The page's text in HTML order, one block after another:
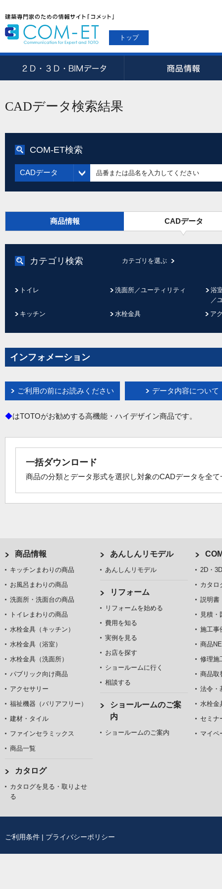
トップ
CADデータ検索結果
COM-ET検索
CADデータ
商品情報 CADデータ
カテゴリ検索 カテゴリを選ぶ
トイレ 洗面所／ユーティリティ
浴
／
キッチン
水栓金具 ア
インフォメーション
ご利用の前にお読みください データ内容について
◆はTOTOがお勧めする高機能・ハイデザイン商品です。
一括ダウンロード
商品の分類とデータ形式を選択し対象のCADデータを全
商品情報
キッチンまわりの商品
お風呂まわりの商品
洗面所・洗面台の商品
トイレまわりの商品
水栓金具（キッチン）
水栓金具（浴室）
水栓金具（洗面所）
パブリック向け商品
アクセサリー
福祉機器（バリアフリー）
建材・タイル
ファインセラミックス
商品一覧
カタログ
カタログを見る・取りよせ
る
あんしんリモデル
あんしんリモデル
リフォーム
リフォームを始める
費用を知る
実例を見る
お店を探す
ショールームに行く
相談する
ショールームのご案
内
ショールームのご案内
2D・
カタロ
説明書
見積・
施工事
商品
修理施
商品取
法令・
水栓金
セミナ
マイペ
ご利用条件 | プライバシーポリシー